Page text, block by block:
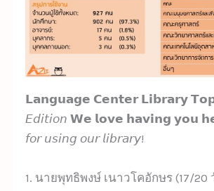
𝗟𝗮𝗻𝗴𝘂𝗮𝗴𝗲 𝗖𝗲𝗻𝘁𝗲𝗿 𝗟𝗶𝗯𝗿𝗮𝗿𝘆
𝘌𝘥𝘪𝘵𝘪𝘰𝘯 𝗪𝗲 𝗹𝗼𝘃𝗲 𝗵𝗮𝘃𝗶𝗻𝗴 𝘆𝗼𝘂
𝘧𝘰𝘳 𝘶𝘴𝘪𝘯𝘨 𝘰𝘶𝘳 𝘭𝘪𝘣𝘳𝘢𝘳𝘺!
1. นายพุทธิพงษ์ เนาวโคอักษร (17/20